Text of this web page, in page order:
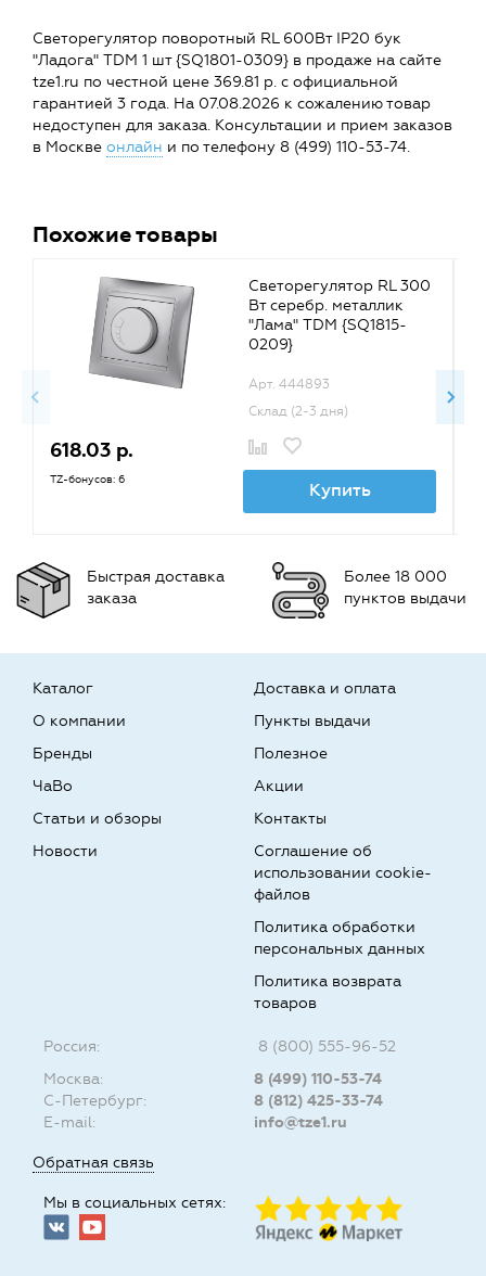
Светорегулятор поворотный RL 600Вт IP20 бук
"Ладога" TDM 1 шт {SQ1801-0309} в продаже на сайте
tze1.ru по честной цене 369.81 р. с официальной
гарантией 3 года. На 07.08.2026 к сожалению товар
недоступен для заказа. Консультации и прием заказов
в Москве онлайн и по телефону 8 (499) 110-53-74.
Похожие товары
Светорегулятор RL 300
Вт серебр. металлик
"Лама" TDM {SQ1815-
0209}
Арт. 444893
Склад (2-3 дня)
618.03 р.
TZ-бонусов: 6 Купить
Быстрая доставка
заказа
Более 18 000
пунктов выдачи
Каталог
О компании
Бренды
Доставка и оплата
Пункты выдачи
Полезное
ЧаВо
Статьи и обзоры
Новости
Акции
Контакты
Соглашение об
использовании cookie-
файлов
Политика обработки
персональных данных
Политика возврата
товаров
Россия:
8 (800) 555-96-52
Москва:
8 (499) 110-53-74
С-Петербург:
8 (812) 425-33-74
E-mail:
info@tze1.ru
Обратная связь
Мы в социальных сетях: